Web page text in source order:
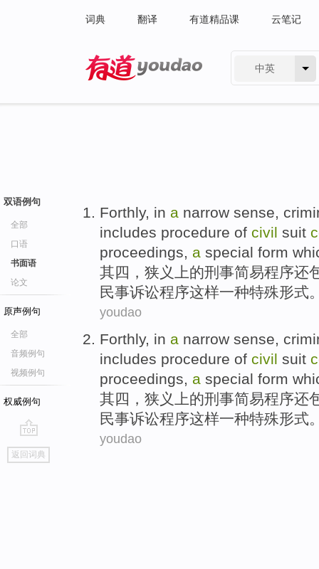
词典 翻译 有道精品课 云笔记
中英
双语例句
全部
口语
书面语
论文
原声例句
全部
音频例句
视频例句
权威例句
go
top
返回词典
Forthly, in a narrow sense,
includes procedure of civil suit
proceedings, a special form
其四 ，狭义上的刑事简易程序还
民事诉讼程序这样一种特殊形式
youdao
Forthly, in a narrow sense,
includes procedure of civil suit
proceedings, a special form
其四 ，狭义上的刑事简易程序还
民事诉讼程序这样一种特殊形式
youdao